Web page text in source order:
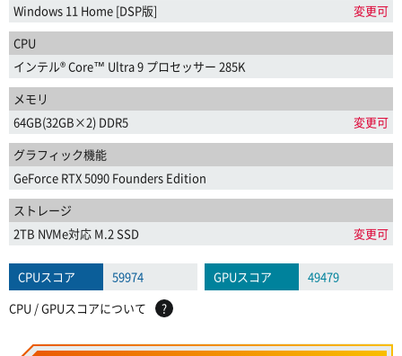
Windows 11 Home [DSP版]
変更可
CPU
インテル® Core™ Ultra 9 プロセッサー 285K
メモリ
64GB(32GB×2) DDR5
変更可
グラフィック機能
GeForce RTX 5090 Founders Edition
ストレージ
2TB NVMe対応 M.2 SSD
変更可
CPUスコア 59974 GPUスコア
49479
CPU / GPUスコアについて
?